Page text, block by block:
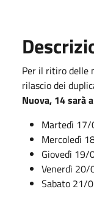
Per il ritiro delle
rilascio dei
Nuova, 14 sarà
Martedì
Mercoledì
Giovedì 19/
Venerdì
Sabato 21/